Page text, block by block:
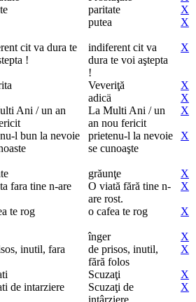
paritate
X
putea X
cit va dura te
!
indiferent cit va
dura te voi aştepta
!
X
Veveriţă
X
adicä
X
Ani / un an
La Multi Ani / un
an nou fericit
X
l bun la nevoie
prietenu-l la nevoie
se cunoaşte
X
grăunţe
X
fara tine n-are
O viată fără tine n-
are rost.
X
te rog o cafea te rog X
înger
X
inutil, fara
de prisos, inutil,
fără folos
X
Scuzaţi
X
de intarziere
Scuzaţi de
X